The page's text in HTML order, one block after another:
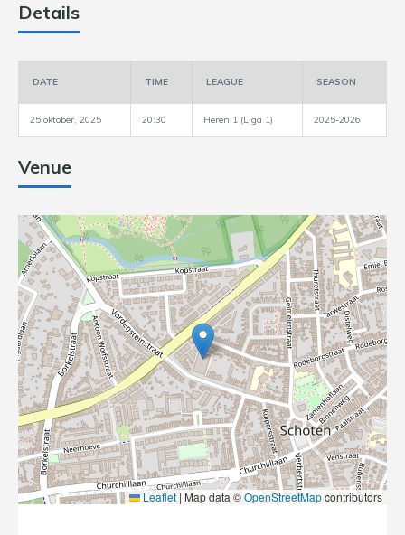
Details
DATE TIME LEAGUE SEASON
25 oktober, 2025 20:30 Heren 1 (Liga 1) 2025-2026
Venue
Leaflet | Map data ©OpenStreetMapcontributors